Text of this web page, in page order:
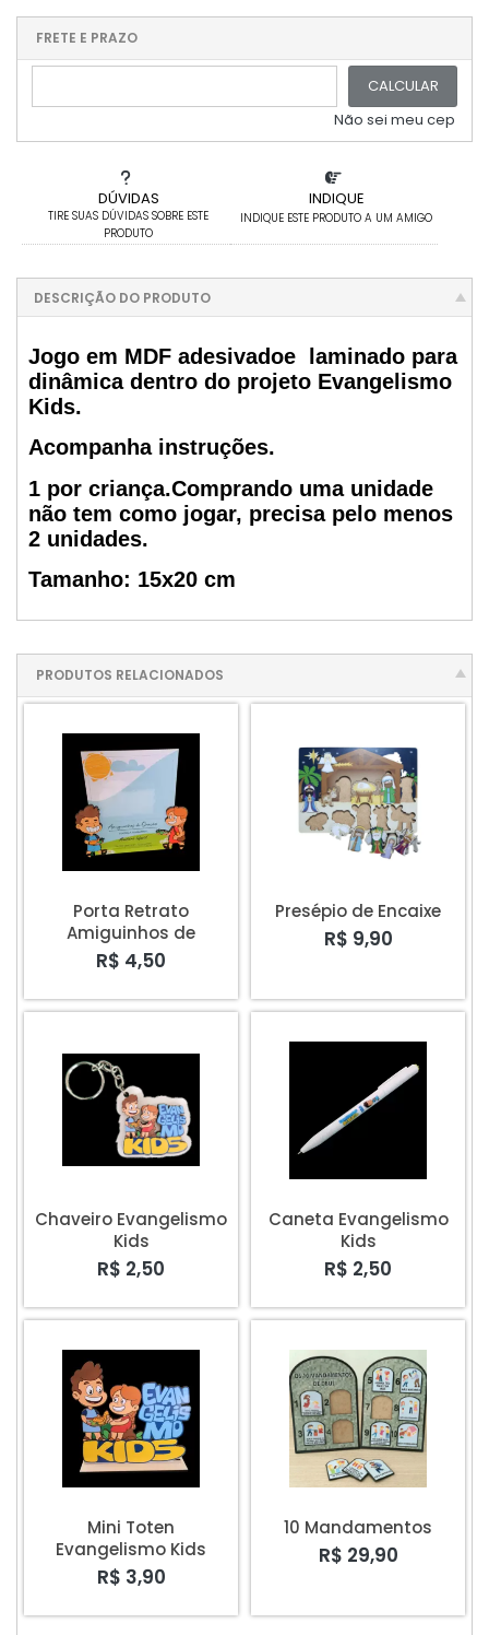
DÚVIDAS
TIRE SUAS DÚVIDAS SOBRE ESTE
PRODUTO
INDIQUE
INDIQUE ESTE PRODUTO A UM AMIGO
...
....
FRETE E PRAZO
CALCULAR
Não sei meu cep
DESCRIÇÃO DO PRODUTO
Jogo em MDF adesivadoe laminado para
dinâmica dentro do projeto Evangelismo
Kids.
Acompanha instruções.
1 por criança.Comprando uma unidade
não tem como jogar, precisa pelo menos
2 unidades.
Tamanho: 15x20 cm
PRODUTOS RELACIONADOS
Porta Retrato
Amiguinhos de
Oração Evangelismo
Kids
R$ 4,50
Presépio de Encaixe
R$ 9,90
Chaveiro Evangelismo
Kids
R$ 2,50
Caneta Evangelismo
Kids
R$ 2,50
Mini Toten
Evangelismo Kids
R$ 3,90
10 Mandamentos
R$ 29,90